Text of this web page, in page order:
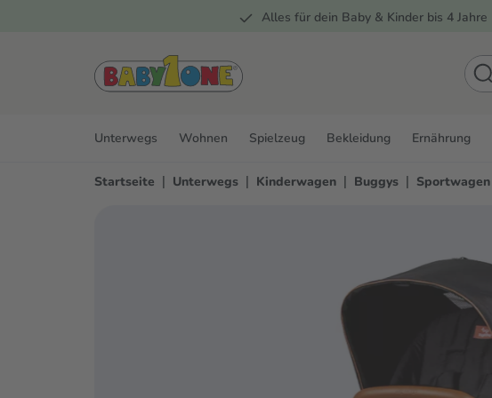
Alles für dein Baby & Kinder bis 4 Jahre
Unterwegs Wohnen Spielzeug Bekleidung Ernährung
Startseite | Unterwegs | Kinderwagen | Buggys | Sportwagen